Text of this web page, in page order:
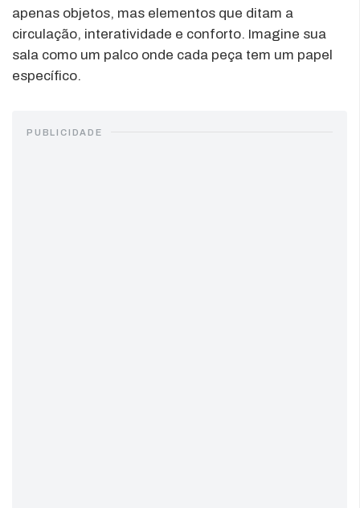
apenas objetos, mas elementos que ditam a
circulação, interatividade e conforto. Imagine sua
sala como um palco onde cada peça tem um papel
específico.
PUBLICIDADE